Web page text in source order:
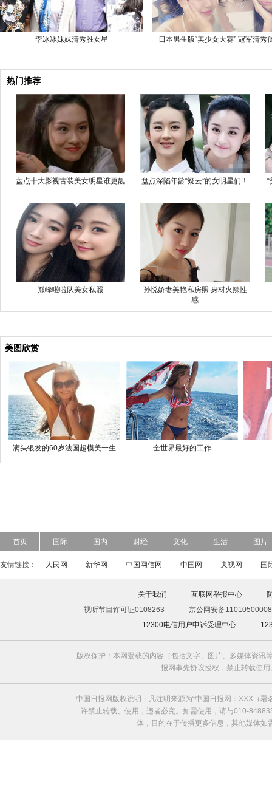
李冰冰妹妹清秀胜女星 日本男生版“美少女大赛” 冠军清秀
热门推荐
盘点十大影视古装美女明星谁更靓 盘点深陷年龄“疑云”的女明星们！
巅峰啦啦队美女私照
孙悦娇妻美艳私房照 身材火辣性
感
美图欣赏
满头银发的60岁法国超模美一生 全世界最好的工作
首页 国际 国内 财经 文化 生活 图片
友情链接： 人民网 新华网 中国网信网 中国网 央视网 国
关于我们 互联网举报中心
视听节目许可证0108263
京公网安备
12300电信用户申诉受理中心
版权保护：本网登载的内容（包括文字、图片、多媒体资
报网事先协议授权，禁止转载使
中国日报网版权说明：凡注明来源为“中国日报网：XXX（
许禁止转载、使用，违者必究。如需使用，请与010-
体，目的在于传播更多信息，其他媒体